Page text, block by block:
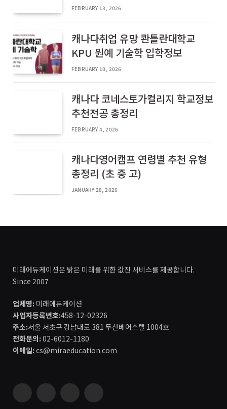
FEBRUARY 13, 2026
캐나다취업 유망 콴틀란대학교
KPU 원예 기술학 입학정보
FEBRUARY 10, 2026
캐나다 코네스토가컬리지 학교정보
추천전공 총정리
FEBRUARY 4, 2026
캐나다영어캠프 연령별 추천 유형
총정리 (초 중 고)
JANUARY 28, 2026
미래에듀케이션은 밝은 미래를 위한 값진 서비스를 제공합니다.
Since 2007
업체명: 미래에듀케이션
사업자등록번호:458-12-02326
주소:서울 서초구 강남대로 381 두산베어스텔 1004호
전화문의: 02-6012-1180
이메일: cs@miraeducation.com
InstagramVimeo YouTube RSS